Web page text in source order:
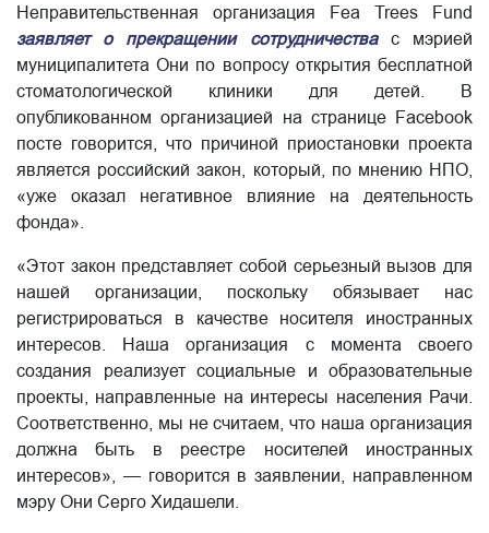
Неправительственная организация Fea Trees Fund
заявляет о прекращении сотрудничествас мэрией
муниципалитета Они по вопросу открытия бесплатной
стоматологической клиники для детей. В
опубликованном организацией на странице Facebook
посте говорится, что причиной приостановки проекта
является российский закон, который, по мнению НПО,
«уже оказал негативное влияние на деятельность
фонда».
«Этот закон представляет собой серьезный вызов для
нашей организации, поскольку обязывает нас
регистрироваться в качестве носителя иностранных
интересов. Наша организация с момента своего
создания реализует социальные и образовательные
проекты, направленные на интересы населения Рачи.
Соответственно, мы не считаем, что наша организация
должна быть в реестре носителей иностранных
интересов», — говорится в заявлении, направленном
мэру Они Серго Хидашели.